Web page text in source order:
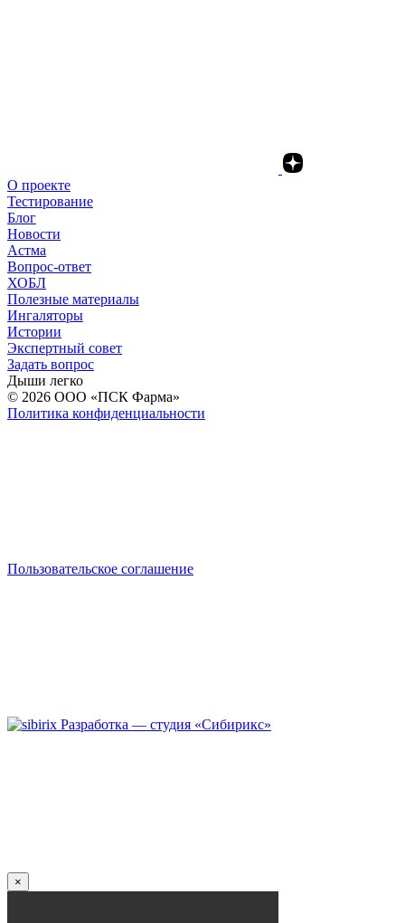
О проекте
Тестирование
Блог
Новости
Астма
Вопрос-ответ
ХОБЛ
Полезные материалы
Ингаляторы
Истории
Экспертный совет
Задать вопрос
Дыши легко
© 2026 ООО «ПСК Фарма»
Политика конфиденциальности
Пользовательское соглашение
Разработка — студия «Сибирикс»
×